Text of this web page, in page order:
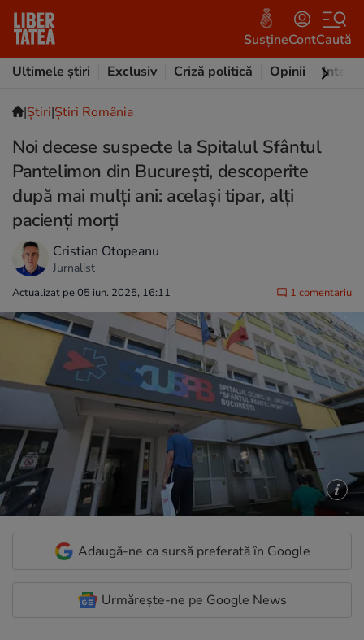
SusțineContCaută
Ultimele știri
Exclusiv Criză politică Opinii
|Ştiri|Știri România
Noi decese suspecte la Spitalul Sfântul
Pantelimon din București, descoperite
după mai mulți ani: același tipar, alți
pacienți morți
Cristian Otopeanu
Jurnalist
Actualizat pe 05 iun. 2025, 16:11 1 comentariu
Adaugă-ne ca sursă preferată în Google
Urmărește-ne pe Google News